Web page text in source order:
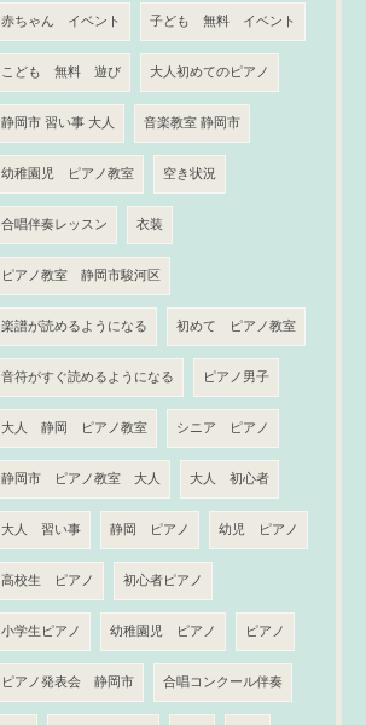
赤ちゃん イベント 子ども 無料 イベント
こども 無料 遊び 大人初めてのピアノ
静岡市 習い事 大人 音楽教室 静岡市
幼稚園児 ピアノ教室 空き状況
合唱伴奏レッスン 衣装
ピアノ教室 静岡市駿河区
楽譜が読めるようになる 初めて ピアノ教室
音符がすぐ読めるようになる ピアノ男子
大人 静岡 ピアノ教室 シニア ピアノ
静岡市 ピアノ教室 大人 大人 初心者
大人 習い事 静岡 ピアノ 幼児 ピアノ
高校生 ピアノ 初心者ピアノ
小学生ピアノ 幼稚園児 ピアノ ピアノ
ピアノ発表会 静岡市 合唱コンクール伴奏